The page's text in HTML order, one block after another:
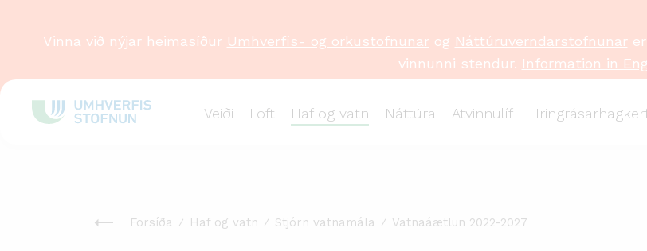
Veiði Loft Haf og vatn Náttúra Atvinnulíf
Vinna við nýjar heimasíður Umhverfis- og orkustofnunarog Náttúruverndarstofnunarer
vinnunni stendur. Information in
Forsíða Haf og vatn Stjórn vatnamála Vatnaáætlun 2022-2027